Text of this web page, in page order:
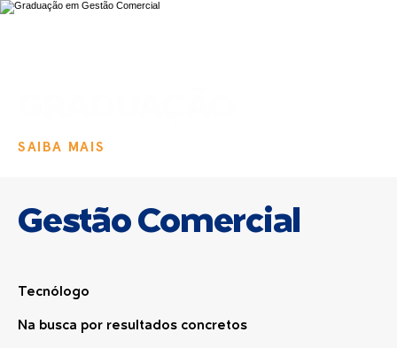
SAIBA MAIS
Gestão Comercial
Tecnólogo
Na busca por resultados concretos